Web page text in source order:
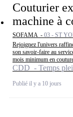
Couturier
machine à
SOFAMA - 03 - ST
Rejoignez l'univers
son savoir-faire au
mois minimum en
CDD - Temps
Publié il y a 10 jours